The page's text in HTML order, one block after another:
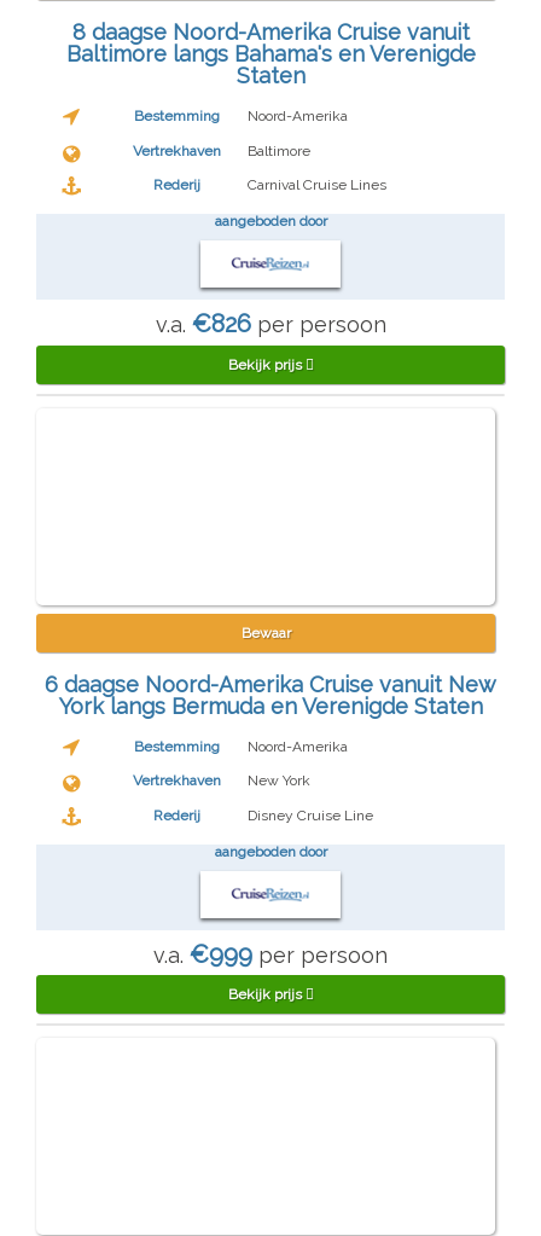
8 daagse Noord-Amerika Cruise vanuit
Baltimore langs Bahama's en Verenigde
Staten
Bestemming Noord-Amerika
Vertrekhaven Baltimore
Rederij Carnival Cruise Lines
aangeboden door
v.a. €826per persoon
Bekijk prijs
Bewaar
6 daagse Noord-Amerika Cruise vanuit New
York langs Bermuda en Verenigde Staten
Bestemming Noord-Amerika
Vertrekhaven New York
Rederij Disney Cruise Line
aangeboden door
v.a. €999 per persoon
Bekijk prijs